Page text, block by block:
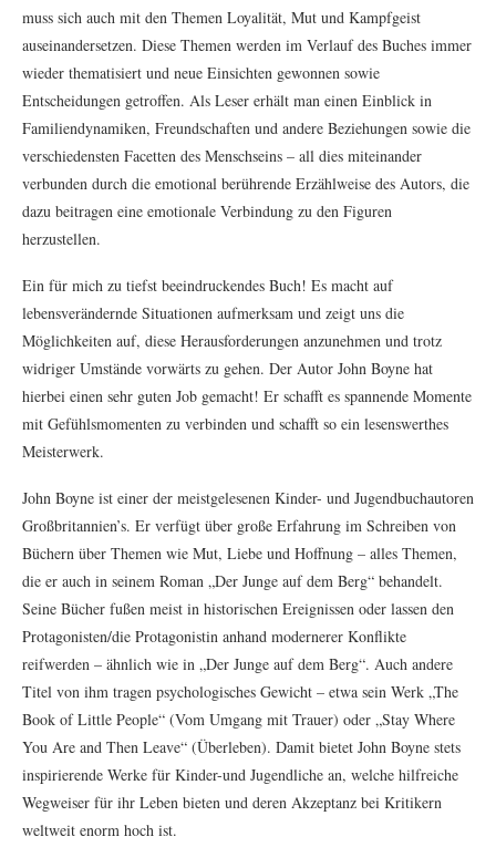
muss sich auch mit den Themen Loyalität, Mut und Kampfgeist
auseinandersetzen. Diese Themen werden im Verlauf des Buches immer
wieder thematisiert und neue Einsichten gewonnen sowie
Entscheidungen getroffen. Als Leser erhält man einen Einblick in
Familiendynamiken, Freundschaften und andere Beziehungen sowie die
verschiedensten Facetten des Menschseins – all dies miteinander
verbunden durch die emotional berührende Erzählweise des Autors, die
dazu beitragen eine emotionale Verbindung zu den Figuren
herzustellen.
Ein für mich zu tiefst beeindruckendes Buch! Es macht auf
lebensverändernde Situationen aufmerksam und zeigt uns die
Möglichkeiten auf, diese Herausforderungen anzunehmen und trotz
widriger Umstände vorwärts zu gehen. Der Autor John Boyne hat
hierbei einen sehr guten Job gemacht! Er schafft es spannende Momente
mit Gefühlsmomenten zu verbinden und schafft so ein lesenswerthes
Meisterwerk.
John Boyne ist einer der meistgelesenen Kinder- und Jugendbuchautoren
Großbritannien’s. Er verfügt über große Erfahrung im Schreiben von
Büchern über Themen wie Mut, Liebe und Hoffnung – alles Themen,
die er auch in seinem Roman „Der Junge auf dem Berg“ behandelt.
Seine Bücher fußen meist in historischen Ereignissen oder lassen den
Protagonisten/die Protagonistin anhand modernerer Konflikte
reifwerden – ähnlich wie in „Der Junge auf dem Berg“. Auch andere
Titel von ihm tragen psychologisches Gewicht – etwa sein Werk „The
Book of Little People“ (Vom Umgang mit Trauer) oder „Stay Where
You Are and Then Leave“ (Überleben). Damit bietet John Boyne stets
inspirierende Werke für Kinder-und Jugendliche an, welche hilfreiche
Wegweiser für ihr Leben bieten und deren Akzeptanz bei Kritikern
weltweit enorm hoch ist.